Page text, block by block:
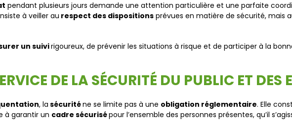
pendant plusieurs jours demande une attention particulière et une parfaite
à veiller au respect des dispositions prévues en matière de sécurité, mais
un suivirigoureux, de prévenir les situations à risque et de participer à la
DE LA SÉCURITÉ DU PUBLIC ET DES
, la sécuriténe se limite pas à une obligation réglementaire. Elle
à garantir un cadre sécurisépour l’ensemble des personnes présentes, qu’il